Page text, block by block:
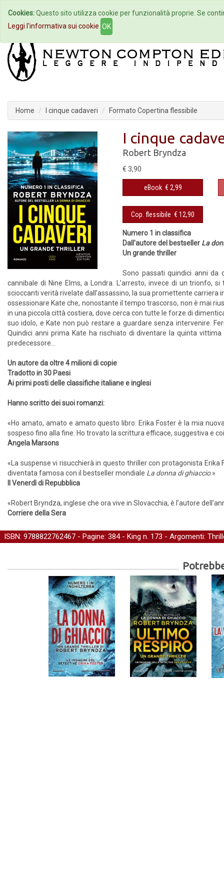
Home Autori Eventi
Home I cinque cadaveri Formato Copertina flessibile
I cinque
Robert Bryndza
€ 3,90
eBook € 2,99
Cop. flessibile € 12,90
Numero 1 in classifica
Dall'autore del bestseller La
Un grande thriller
Sono passati quindici anni da
cannibale di Nine Elms, a Londra. L’arresto, invece di un trionfo,
scioccanti verità rivelate dall’assassino, la sua promettente
ossessionare Kate che, nonostante il tempo trascorso, non è mai
in una piccola città costiera, dove cerca con tutte le forze di
suo idolo, e Kate non può restare a guardare senza intervenire.
Quindici anni prima Kate ha rischiato di diventare la quinta
predecessore…
Un autore da oltre 4 milioni di copie
Tradotto in 30 Paesi
Ai primi posti delle classifiche italiane e inglesi
Hanno scritto dei suoi romanzi:
«Ho amato, amato e amato questo libro: Erika Foster è la mia
sospeso fino alla fine. Ho trovato la scrittura efficace, suggestiva e
Angela Marsons
«La suspense vi risucchierà in questo thriller con protagonista
diventata famosa con il bestseller mondiale La donna di ghiaccio.»
Il Venerdì di Repubblica
«Robert Bryndza, inglese che ora vive in Slovacchia, è l’autore
Corriere della Sera
ISBN: 9788822762467 - Pagine: 384 - King n. 173 - Argomenti:
Cookies:Questo sito utilizza cookie per funzionalità proprie. Se
Leggi l'informativa sui cookie OK